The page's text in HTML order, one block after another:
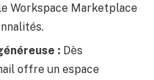
Workspace Marketplace
: Dès
offre un espace